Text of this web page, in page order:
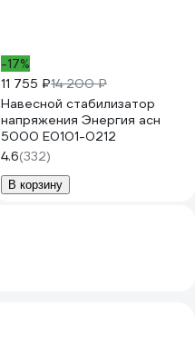
-17%
11 755 ₽14 200 ₽
Навесной стабилизатор
напряжения Энергия асн
5000 Е0101-0212
4.6(332)
В корзину